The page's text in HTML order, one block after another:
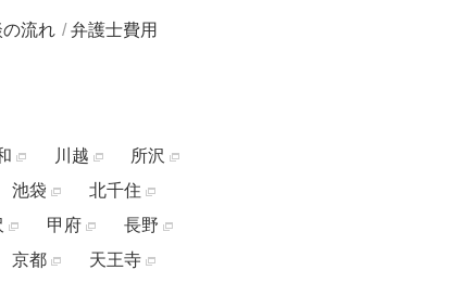
の流れ
弁護士費用
川越
所沢
池袋
北千住
甲府
長野
京都
天王寺